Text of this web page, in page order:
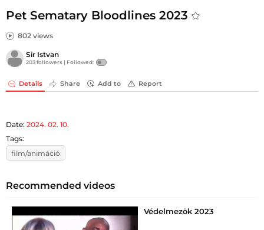
Pet Sematary Bloodlines 2023
802 views
Sir Istvan
203 followers | Followed:
Details Share Add to Report
Date: 2024. 02. 10.
Tags:
film/animáció
Recommended videos
Védelmezök 2023